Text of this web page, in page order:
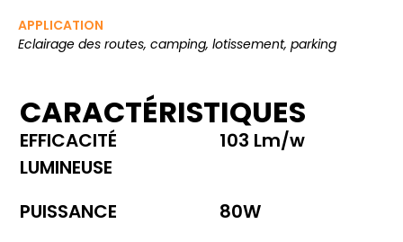
APPLICATION
Eclairage des routes, camping, lotissement, parking
CARACTÉRISTIQUES
EFFICACITÉ
LUMINEUSE
103 Lm/w
PUISSANCE
80W